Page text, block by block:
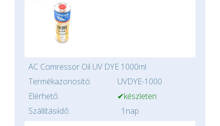
AC Comressor Oil UV DYE 1000ml
Termékazonosító:
UVDYE-1000
Elérhető:
✔készleten
Szállításiidő:
1nap